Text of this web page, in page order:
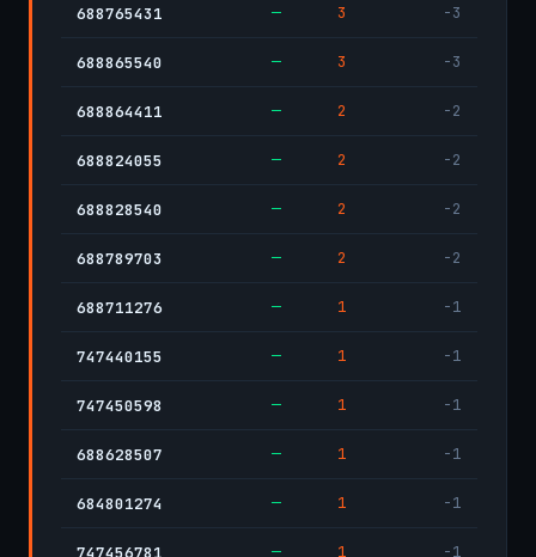
688765431 — 3 -3
688865540 — 3 -3
688864411 — 2 -2
688824055 — 2 -2
688828540 — 2 -2
688789703 — 2 -2
688711276 — 1 -1
747440155 — 1 -1
747450598 — 1 -1
688628507 — 1 -1
684801274 — 1 -1
747456781 — 1 -1